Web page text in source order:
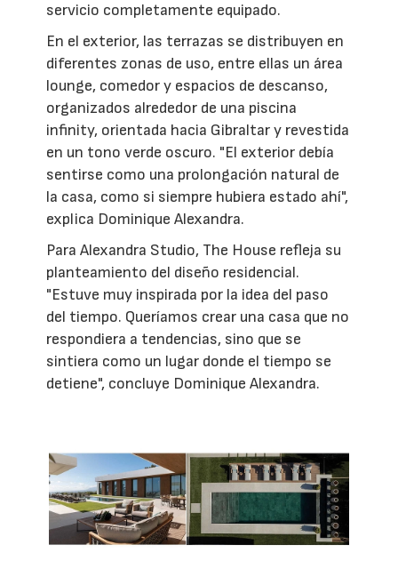
servicio completamente equipado.
En el exterior, las terrazas se distribuyen en
diferentes zonas de uso, entre ellas un área
lounge, comedor y espacios de descanso,
organizados alrededor de una piscina
infinity, orientada hacia Gibraltar y revestida
en un tono verde oscuro. "El exterior debía
sentirse como una prolongación natural de
la casa, como si siempre hubiera estado ahí",
explica Dominique Alexandra.
Para Alexandra Studio, The House refleja su
planteamiento del diseño residencial.
"Estuve muy inspirada por la idea del paso
del tiempo. Queríamos crear una casa que no
respondiera a tendencias, sino que se
sintiera como un lugar donde el tiempo se
detiene", concluye Dominique Alexandra.